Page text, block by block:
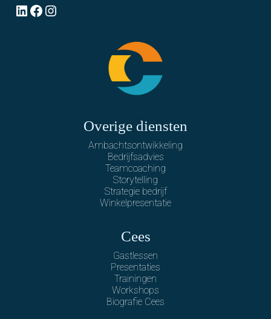
LinkedIn
Facebook
Instagram
Overige diensten
Ambachtsontwikkeling
Bedrijfsadvies
Teamcoaching
Storytelling
Strategie bedrijf
Winkelpresentatie
Cees
Gastlessen
Presentaties
Trainingen
Workshops
Biografie Cees